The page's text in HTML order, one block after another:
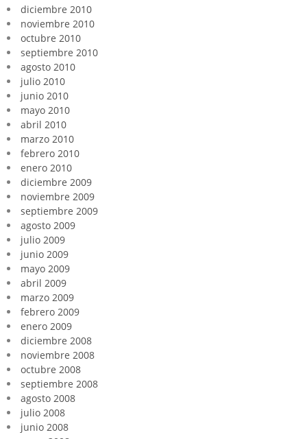
diciembre 2010
noviembre 2010
octubre 2010
septiembre 2010
agosto 2010
julio 2010
junio 2010
mayo 2010
abril 2010
marzo 2010
febrero 2010
enero 2010
diciembre 2009
noviembre 2009
septiembre 2009
agosto 2009
julio 2009
junio 2009
mayo 2009
abril 2009
marzo 2009
febrero 2009
enero 2009
diciembre 2008
noviembre 2008
octubre 2008
septiembre 2008
agosto 2008
julio 2008
junio 2008